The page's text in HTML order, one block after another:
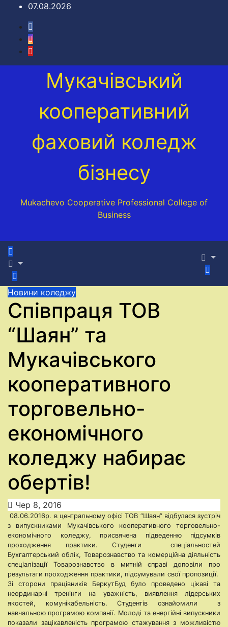
Перейти
вмісту
07.08.2026
Мукачівський
кооперативний
фаховий коледж
бізнесу
Mukachevo Cooperative Professional College of
Business
Новини коледжу
Співпраця ТОВ
“Шаян” та
Мукачівського
кооперативного
торговельно-
економічного
коледжу набирає
обертів!
Чер 8, 2016
08.06.2016р. в центральному офісі ТОВ “Шаян” відбулася зустріч
з випускниками Мукачівського кооперативного торговельно-
економічного коледжу, присвячена підведенню підсумків
проходження практики. Студенти спеціальностей
Бухгалтерський облік, Товарознавство та комерційна діяльність
спеціалізації Товарознавство в митній справі доповіли про
результати проходження практики, підсумували свої пропозиції.
Зі сторони працівників БеркутБуд було проведено цікаві та
неординарні тренінги на уважність, виявлення лідерських
якостей, комунікабельність. Студентів ознайомили з
навчальною програмою компанії. Молоді та енергійні випускники
показали зацікавленість програмою стажування з можливістю